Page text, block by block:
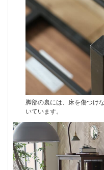
脚部の裏には、床を傷つけ
いています。